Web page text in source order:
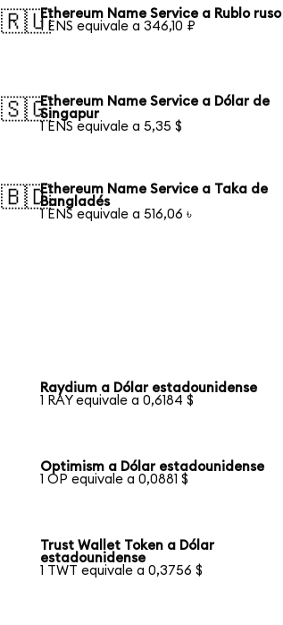
🇷🇺Ethereum Name Service a Rublo ruso
1 ENS equivale a 346,10 ₽
🇸🇬Ethereum Name Service a Dólar de
Singapur
1 ENS equivale a 5,35 $
🇧🇩Ethereum Name Service a Taka de
Bangladés
1 ENS equivale a 516,06 ৳
Raydium a Dólar estadounidense
1 RAY equivale a 0,6184 $
Optimism a Dólar estadounidense
1 OP equivale a 0,0881 $
Trust Wallet Token a Dólar
estadounidense
1 TWT equivale a 0,3756 $